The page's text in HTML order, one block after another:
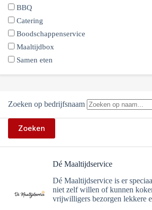
BBQ
Catering
Boodschappenservice
Maaltijdbox
Samen eten
Zoeken op bedrijfsnaam
Zoeken
Dé Maaltijdservice
Dé Maaltijdservice is er
niet zelf willen of kunnen
vrijwilligers bezorgen lekkere